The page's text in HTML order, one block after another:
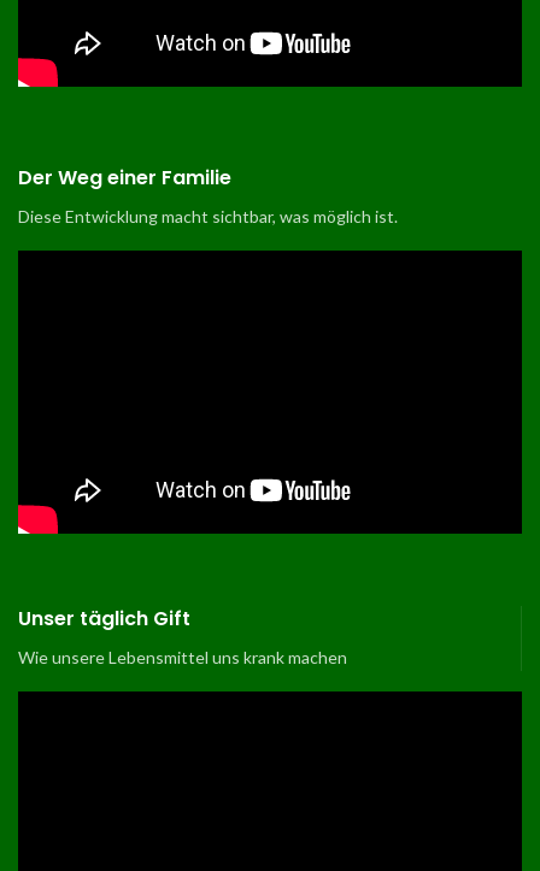
Der Weg einer Familie
Diese Entwicklung macht sichtbar, was möglich ist.
Unser täglich Gift
Wie unsere Lebensmittel uns krank machen